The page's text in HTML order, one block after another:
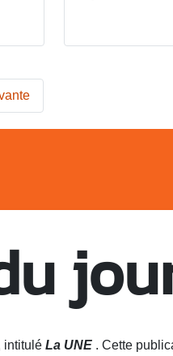
intitulé La UNE . Cette